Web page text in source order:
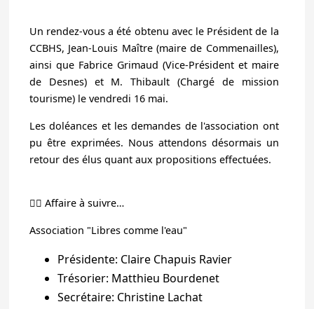
Un rendez-vous a été obtenu avec le Président de la
CCBHS, Jean-Louis Maître (maire de Commenailles),
ainsi que Fabrice Grimaud (Vice-Président et maire
de Desnes) et M. Thibault (Chargé de mission
tourisme) le vendredi 16 mai.
Les doléances et les demandes de l'association ont
pu être exprimées. Nous attendons désormais un
retour des élus quant aux propositions effectuées.
👉🏻 Affaire à suivre…
Association "Libres comme l'eau"
Présidente: Claire Chapuis Ravier
Trésorier: Matthieu Bourdenet
Secrétaire: Christine Lachat